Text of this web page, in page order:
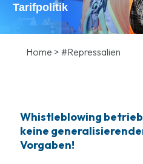
Tarifpolitik
Home > #Repressalien
Whistleblowing
keine
Vorgaben!